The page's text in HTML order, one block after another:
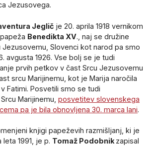
Jezusovega.
Jeglič je 20. aprila 1918 vernikom
Benedikta XV., naj se družine
Slovenci kot narod pa smo
avgusta 1926. Vse bolj se je tudi
prvih petkov v čast Srcu Jezusovemu
srcu Marijinemu, kot je Marija naročila
Fatimi. Posvetili smo se tudi
Marijinemu, posvetitev slovenskega
pa je bila obnovljena 30. marca lani.
knjigi papeževih razmišljanj, ki je
1991, je p. Tomaž Podobnik zapisal